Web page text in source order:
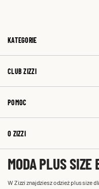
KATEGORIE
CLUB ZIZZI
POMOC
O ZIZZI
MODA PLUS SIZE
W Zizzi znajdziesz odzież plus size